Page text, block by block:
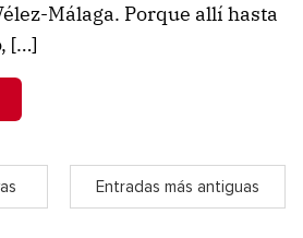
Málaga. Porque allí hasta
[…]
Entradas más antiguas